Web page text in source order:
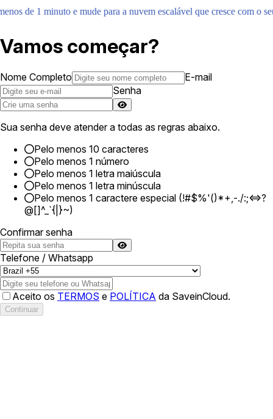
de 1 minuto e mude para a nuvem escalável que cresce com o
Vamos começar?
Nome Completo
E-mail
Senha
Sua senha deve atender a todas as regras abaixo.
Pelo menos 10 caracteres
Pelo menos 1 número
Pelo menos 1 letra maiúscula
Pelo menos 1 letra minúscula
Pelo menos 1 caractere especial (!#$%'()*+,-./:;<=>?
@[]^_`{|}~)
Confirmar senha
Telefone / Whatsapp
Aceito os TERMOS e POLÍTICA da SaveinCloud.
Continuar